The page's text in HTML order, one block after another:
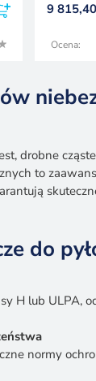
9
Ocena:
drobne
to
do
H lub ULPA,
normy